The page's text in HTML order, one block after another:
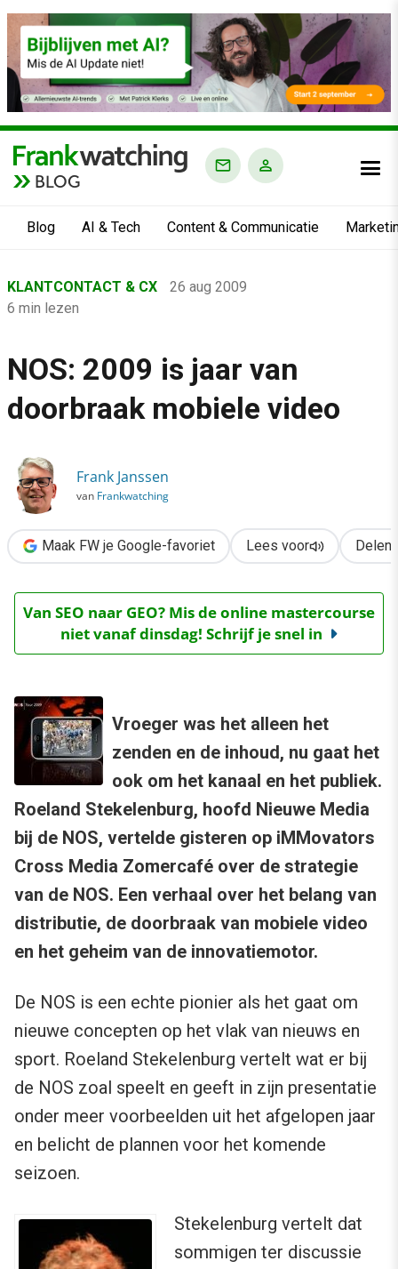
BLOG
Blog AI & Tech Content & Communicatie
›
Klantcontact & CX
›
KLANTCONTACT & CX
26 aug 2009
6 min lezen
NOS: 2009 is jaar van
doorbraak mobiele video
Frank Janssen
van Frankwatching
Maak FW je Google-favoriet Lees voor Delen
Van SEO naar GEO? Mis de online mastercourse
niet vanaf dinsdag! Schrijf je snel in
Vroeger was het alleen het
zenden en de inhoud, nu gaat het
ook om het kanaal en het publiek.
Roeland Stekelenburg, hoofd Nieuwe Media
bij de NOS, vertelde gisteren op iMMovators
Cross Media Zomercafé over de strategie
van de NOS. Een verhaal over het belang van
distributie, de doorbraak van mobiele video
en het geheim van de innovatiemotor.
De NOS is een echte pionier als het gaat om
nieuwe concepten op het vlak van nieuws en
sport. Roeland Stekelenburg vertelt wat er bij
de NOS zoal speelt en geeft in zijn presentatie
onder meer voorbeelden uit het afgelopen jaar
en belicht de plannen voor het komende
seizoen.
Stekelenburg vertelt dat
sommigen ter discussie